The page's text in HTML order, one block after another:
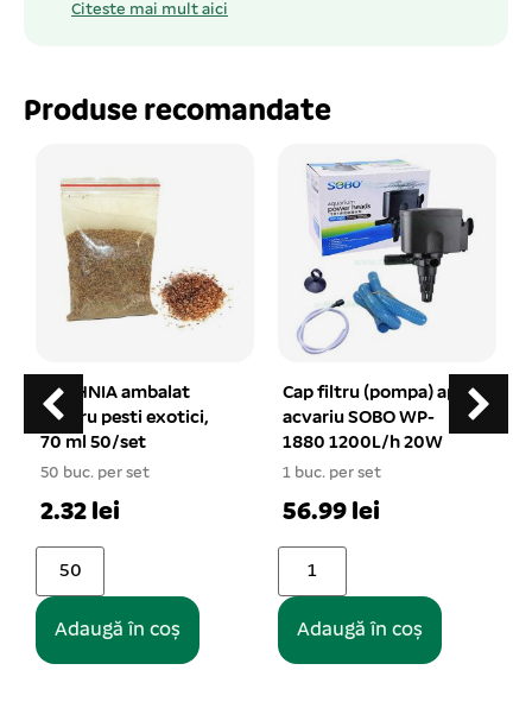
Citeste mai mult aici
Produse recomandate
DAPHNIA ambalat
pentru pesti exotici,
70 ml 50/set
50 buc. per set
2.32 lei
Adaugă în coș
Cap filtru (pompa) apa
acvariu SOBO WP-
1880 1200L/h 20W
1 buc. per set
56.99 lei
Adaugă în coș